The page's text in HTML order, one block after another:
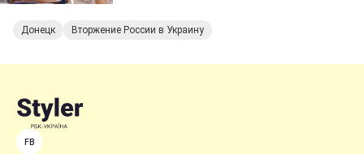
Донецк Вторжение России в Украину
FB